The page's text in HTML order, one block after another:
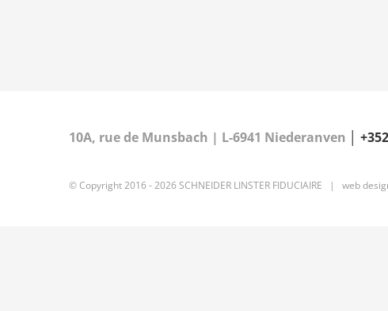
10A, rue de Munsbach | L-6941 Niederanven
© Copyright 2016 -2026 SCHNEIDER LINSTER FIDUCIAIRE | web